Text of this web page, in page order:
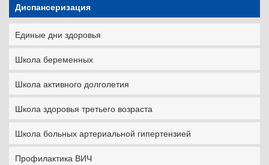
Диспансеризация
Единые дни здоровья
Школа беременных
Школа активного долголетия
Школа здоровья третьего возраста
Школа больных артериальной гипертензией
Профилактика ВИЧ